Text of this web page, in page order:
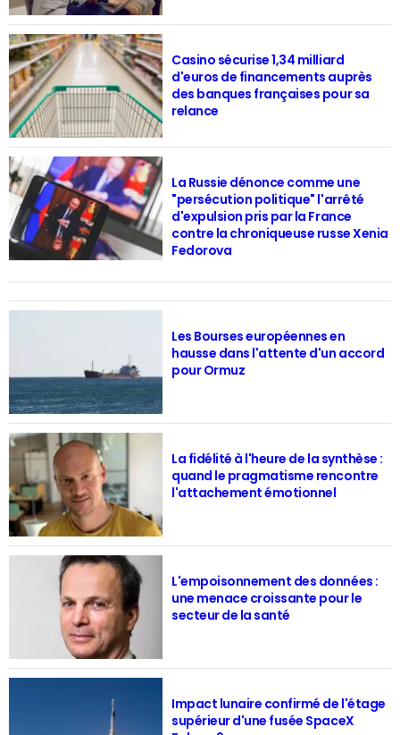
Casino sécurise 1,34 milliard
d'euros de financements auprès
des banques françaises pour sa
relance
La Russie dénonce comme une
"persécution politique" l'arrêté
d'expulsion pris par la France
contre la chroniqueuse russe Xenia
Fedorova
Les Bourses européennes en
hausse dans l'attente d'un accord
pour Ormuz
La fidélité à l'heure de la synthèse :
quand le pragmatisme rencontre
l'attachement émotionnel
L'empoisonnement des données :
une menace croissante pour le
secteur de la santé
Impact lunaire confirmé de l'étage
supérieur d'une fusée SpaceX